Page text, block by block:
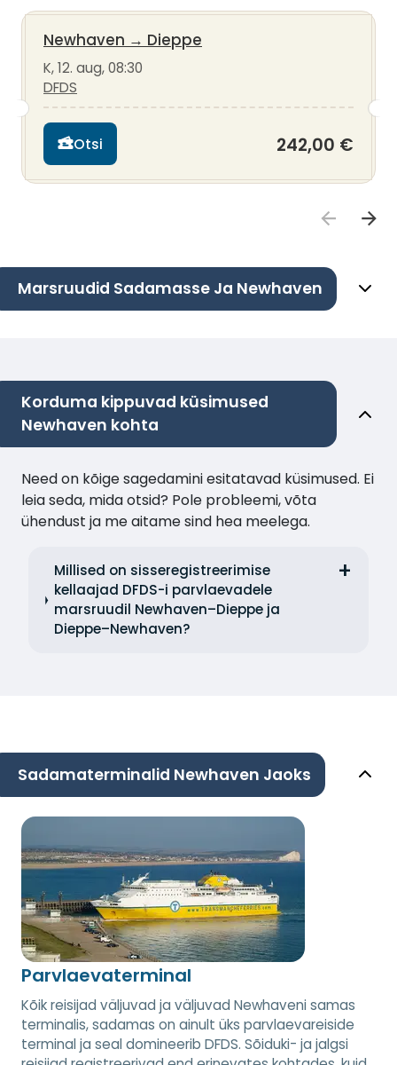
Newhaven → Dieppe
K, 12. aug, 08:30
DFDS
Otsi 242,00 €
Marsruudid Sadamasse Ja Newhaven
Korduma kippuvad küsimused
Newhaven kohta
Need on kõige sagedamini esitatavad küsimused. Ei
leia seda, mida otsid? Pole probleemi, võta
ühendust ja me aitame sind hea meelega.
Millised on sisseregistreerimise
kellaajad DFDS-i parvlaevadele
marsruudil Newhaven–Dieppe ja
Dieppe–Newhaven?
Sadamaterminalid Newhaven Jaoks
Parvlaevaterminal
Kõik reisijad väljuvad ja väljuvad Newhaveni samas
terminalis, sadamas on ainult üks parvlaevareiside
terminal ja seal domineerib DFDS. Sõiduki- ja jalgsi